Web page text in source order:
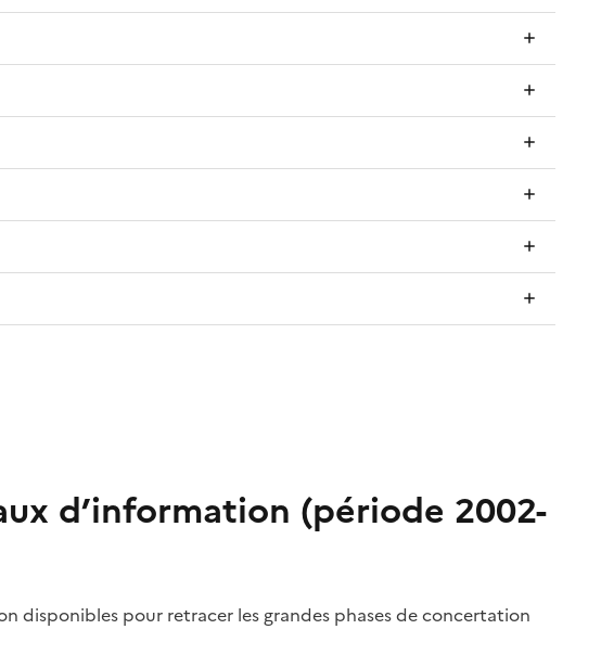
d’information (période 2002-
disponibles pour retracer les grandes phases de concertation